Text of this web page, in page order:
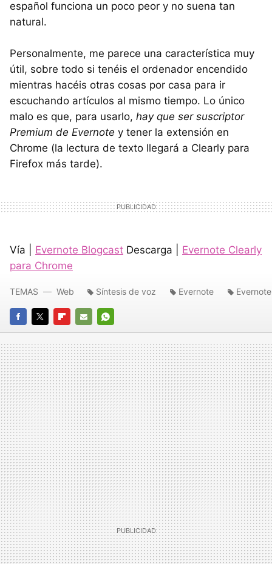
español funciona un poco peor y no suena tan
natural.
Personalmente, me parece una característica muy
útil, sobre todo si tenéis el ordenador encendido
mientras hacéis otras cosas por casa para ir
escuchando artículos al mismo tiempo. Lo único
malo es que, para usarlo, hay que ser suscriptor
Premium de Evernote y tener la extensión en
Chrome (la lectura de texto llegará a Clearly para
Firefox más tarde).
Vía | Evernote Blogcast Descarga | Evernote Clearly
para Chrome
FACEBOOK
TWITTERFLIPBOARD
E-
MAIL
WHATSAPP
TEMAS Web Síntesis de voz Evernote